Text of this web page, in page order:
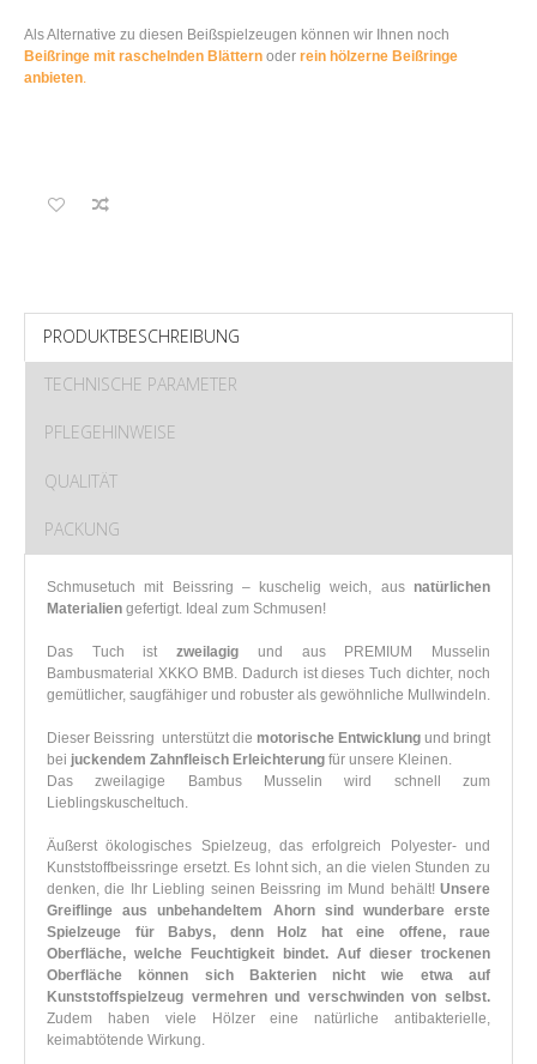
Als Alternative zu diesen Beißspielzeugen können wir Ihnen noch
Beißringe mit raschelnden Blättern oder rein hölzerne Beißringe
anbieten.
PRODUKTBESCHREIBUNG
TECHNISCHE PARAMETER
PFLEGEHINWEISE
QUALITÄT
PACKUNG
Schmusetuch mit Beissring – kuschelig weich, aus natürlichen
Materialien gefertigt. Ideal zum Schmusen!
Das Tuch istzweilagig und aus PREMIUM Musselin
Bambusmaterial XKKO BMB. Dadurch ist dieses Tuch dichter, noch
gemütlicher, saugfähiger und robuster als gewöhnliche Mullwindeln.
Dieser Beissring unterstützt die motorische Entwicklung und bringt
bei juckendem Zahnfleisch Erleichterung für unsere Kleinen.
Das zweilagige Bambus Musselin wird schnell zum
Lieblingskuscheltuch.
Äußerst ökologisches Spielzeug, das erfolgreich Polyester- und
Kunststoffbeissringe ersetzt. Es lohnt sich, an die vielen Stunden zu
denken, die Ihr Liebling seinen Beissring im Mund behält! Unsere
Greiflinge aus unbehandeltem Ahorn sind wunderbare erste
Spielzeuge für Babys, denn Holz hat eine offene, raue
Oberfläche, welche Feuchtigkeit bindet. Auf dieser trockenen
Oberfläche können sich Bakterien nicht wie etwa auf
Kunststoffspielzeug vermehren und verschwinden von selbst.
Zudem haben viele Hölzer eine natürliche antibakterielle,
keimabtötende Wirkung.